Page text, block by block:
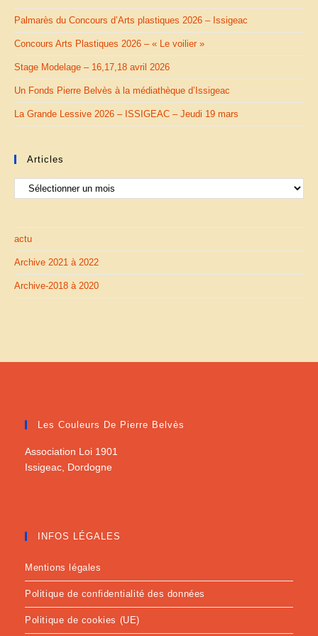
Palmarès du Concours d’Arts plastiques 2026 – Issigeac
Concours Arts Plastiques 2026 – « Le voilier »
Stage Modelage – 16,17,18 avril 2026
Un Fonds Pierre Belvès à la médiathèque d’Issigeac
La Grande Lessive 2026 – ISSIGEAC – Jeudi 19 mars
Articles
Articles
actu
Archive 2021 à 2022
Archive-2018 à 2020
Les Couleurs De Pierre Belvès
Association Loi 1901
Issigeac, Dordogne
INFOS LÉGALES
Mentions légales
Politique de confidentialité des données
Politique de cookies (UE)